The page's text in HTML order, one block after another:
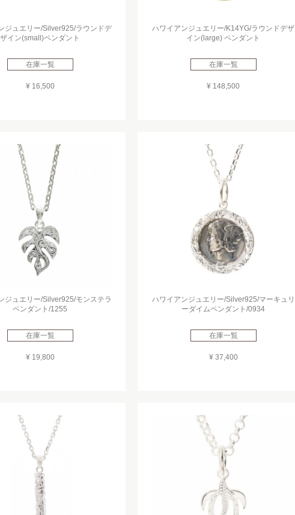
ジュエリー/Silver925/ラウンドデ
ザイン(small)ペンダント
在庫一覧
¥ 16,500
ハワイアンジュエリー/K14YG/ラウンドデザ
イン(large) ペンダント
在庫一覧
¥ 148,500
ジュエリー/Silver925/モンステラ
ペンダント/1255
在庫一覧
¥ 19,800
ハワイアンジュエリー/Silver925/マーキュリ
ーダイムペンダント/0934
在庫一覧
¥ 37,400